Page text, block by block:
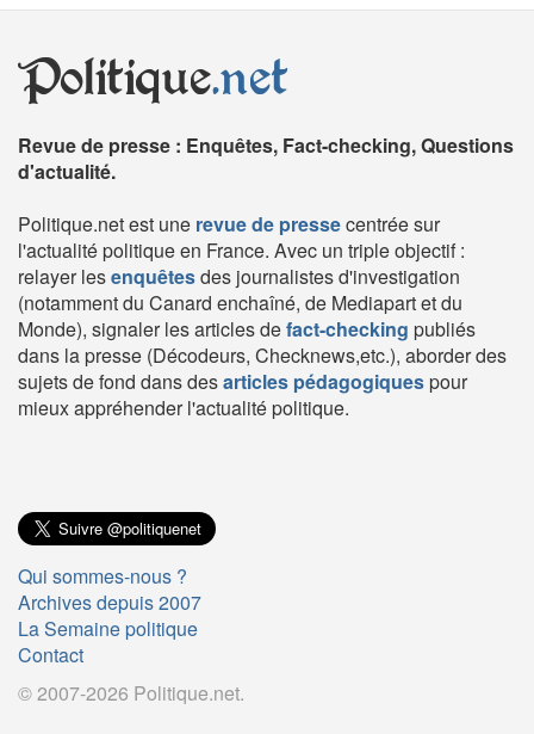
Politique.net
Revue de presse : Enquêtes, Fact-checking, Questions
d'actualité.
Politique.net est une revue de pressecentrée sur
l'actualité politique en France. Avec un triple objectif :
relayer lesenquêtesdes journalistes d'investigation
(notamment du Canard enchaîné, de Mediapart et du
Monde), signaler les articles defact-checking publiés
dans la presse (Décodeurs, Checknews,etc.), aborder des
sujets de fond dans desarticles pédagogiquespour
mieux appréhender l'actualité politique.
Qui sommes-nous ?
Archives depuis 2007
La Semaine politique
Contact
© 2007-2026 Politique.net.